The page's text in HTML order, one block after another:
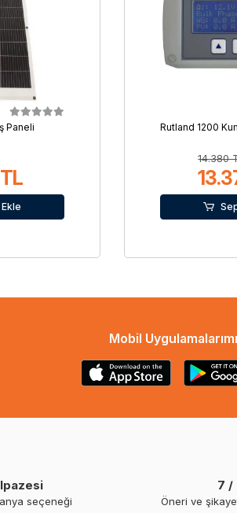
Paneli Rutland 1200
14.380
Mobil
seçeneği
7 /
Öneri ve